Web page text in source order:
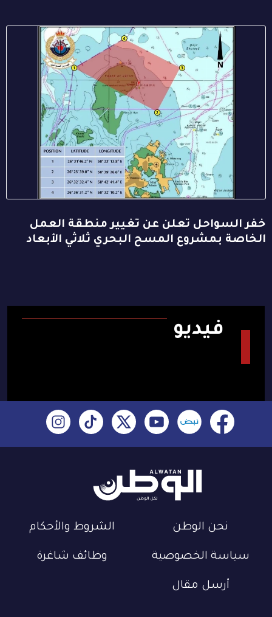
خفر السواحل تعلن عن تغيير منطقة العمل
الخاصة بمشروع المسح البحري ثلاثي الأبعاد
فيديو
نحن الوطن الشروط والأحكام
سياسة الخصوصية وظائف شاغرة
أرسل مقال